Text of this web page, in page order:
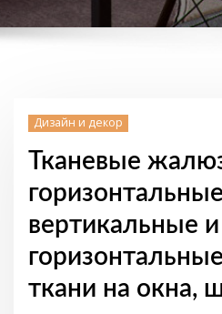
Дизайн и декор
Тканевые
вертикальные и
ткани на окна,